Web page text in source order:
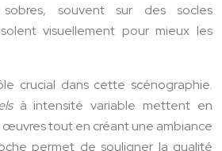
souvent sur des socles
visuellement pour mieux les
crucial dans cette scénographie.
à intensité variable mettent en
œuvres tout en créant une ambiance
permet de souligner la qualité